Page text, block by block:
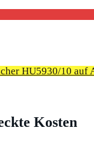
HU5930/10 auf
Kosten